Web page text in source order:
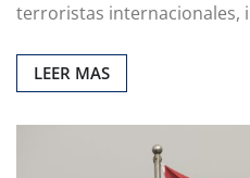
terroristas internacionales,
LEER MAS